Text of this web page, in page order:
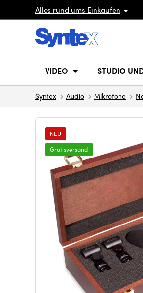
Alles rund ums Einkaufen
VIDEO STUDIO
Syntex Audio Mikrofone
NEU
Gratisversand